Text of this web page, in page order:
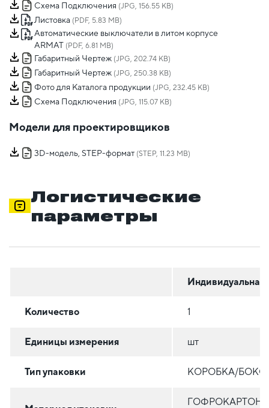
Схема Подключения (JPG, 156.55 KB)
Листовка (PDF, 5.83 MB)
Автоматические выключатели в литом корпусе
ARMAT (PDF, 6.81 MB)
Габаритный Чертеж (JPG, 202.74 KB)
Габаритный Чертеж (JPG, 250.38 KB)
Фото для Каталога продукции (JPG, 232.45 KB)
Схема Подключения (JPG, 115.07 KB)
Модели для проектировщиков
3D-модель, STEP-формат (STEP, 11.23 MB)
Логистические
параметры
Индивидуальная
Количество 1
Единицы измерения шт
Тип упаковки КОРОБКА/БОКС
ГОФРОКАРТОН